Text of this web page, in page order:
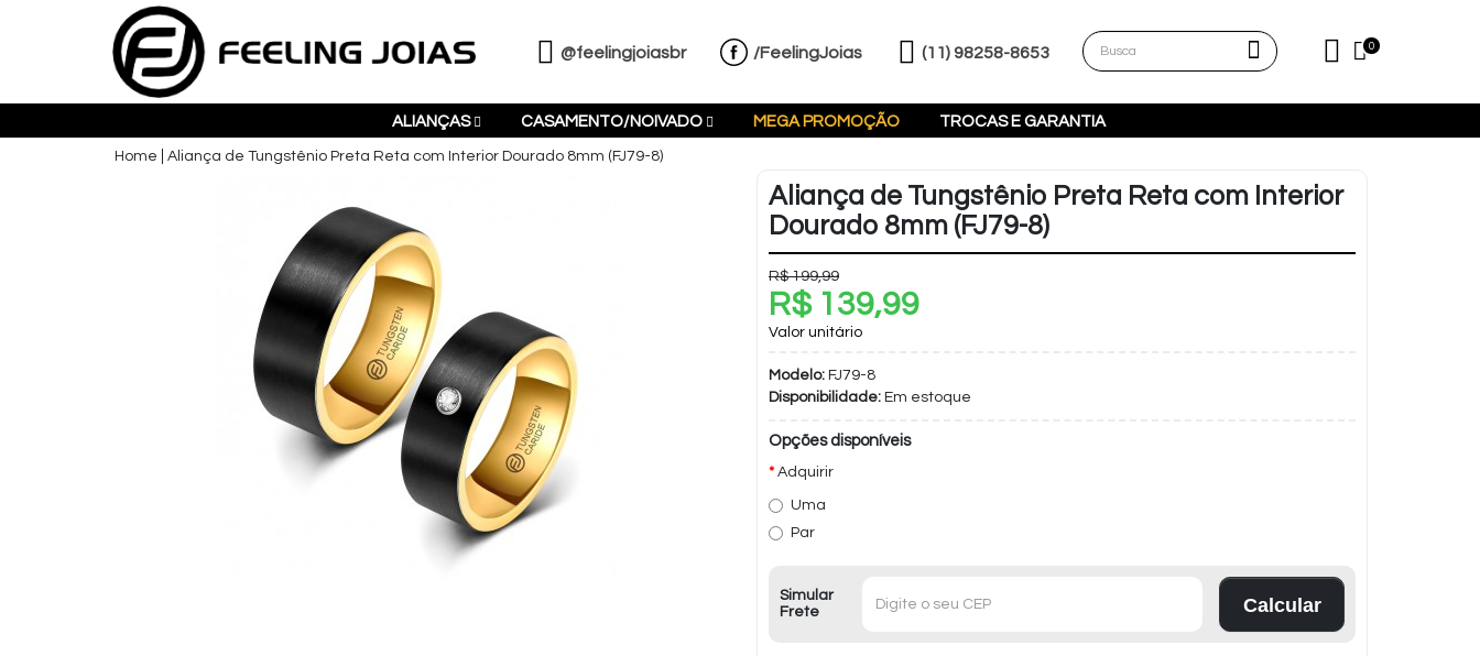
@feelingjoiasbr /FeelingJoias (11) 98258-8653 0
ALIANÇAS CASAMENTO/NOIVADO MEGA PROMOÇÃO TROCAS E GARANTIA
Home Aliança de Tungstênio Preta Reta com Interior Dourado 8mm (FJ79-8)
Aliança de Tungstênio Preta Reta com Interior
Dourado 8mm (FJ79-8)
R$ 199,99
R$ 139,99
Valor unitário
Modelo: FJ79-8
Disponibilidade: Em estoque
Opções disponíveis
Adquirir
Uma
Par
Simular
Frete
Calcular